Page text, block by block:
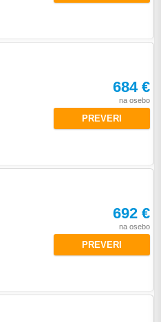
684 €
na osebo
PREVERI
692 €
na osebo
PREVERI